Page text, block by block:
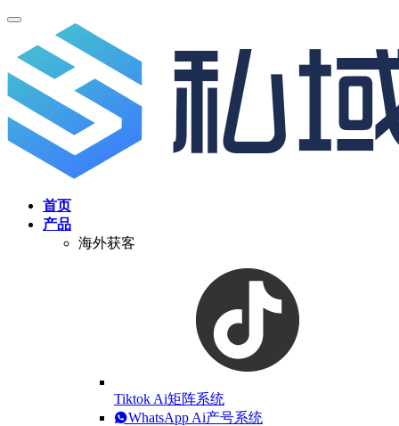
首页
产品
海外获客
Tiktok Ai矩阵系统
WhatsApp Ai产号系统